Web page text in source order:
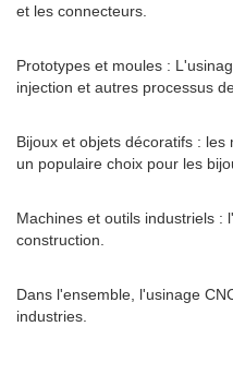
et les connecteurs.
Prototypes et moules :
injection et autres processus
Bijoux et objets décoratifs :
un populaire choix pour les
Machines et outils industriels :
construction.
Dans l'ensemble, l'usinage
industries.